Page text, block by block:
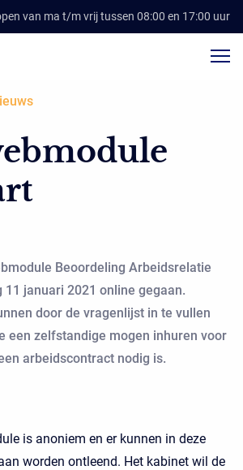
van ma t/m vrij tussen 08:00 en 17:00 uur
Beoordeling Arbeidsrelatie
11 januari 2021 online gegaan.
door de vragenlijst in te vullen
een zelfstandige mogen inhuren voor
arbeidscontract nodig is.
is anoniem en er kunnen in deze
worden ontleend. Het kabinet wil de